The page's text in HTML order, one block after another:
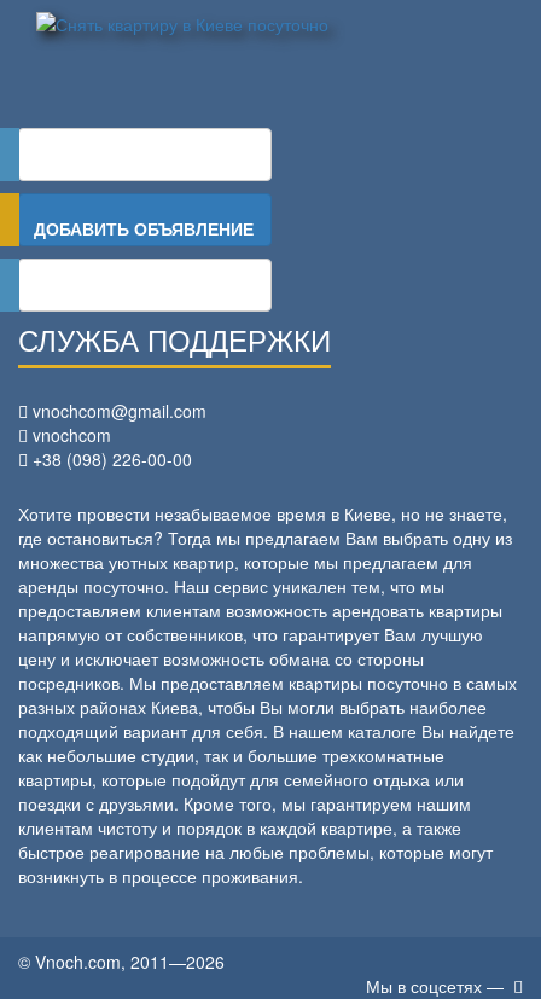
ДОБАВИТЬ ОБЪЯВЛЕНИЕ
СЛУЖБА ПОДДЕРЖКИ
vnochcom@gmail.com
vnochcom
+38 (098) 226-00-00
Хотите провести незабываемое время в Киеве, но не знаете,
где остановиться? Тогда мы предлагаем Вам выбрать одну из
множества уютных квартир, которые мы предлагаем для
аренды посуточно. Наш сервис уникален тем, что мы
предоставляем клиентам возможность арендовать квартиры
напрямую от собственников, что гарантирует Вам лучшую
цену и исключает возможность обмана со стороны
посредников. Мы предоставляем квартиры посуточно в самых
разных районах Киева, чтобы Вы могли выбрать наиболее
подходящий вариант для себя. В нашем каталоге Вы найдете
как небольшие студии, так и большие трехкомнатные
квартиры, которые подойдут для семейного отдыха или
поездки с друзьями. Кроме того, мы гарантируем нашим
клиентам чистоту и порядок в каждой квартире, а также
быстрое реагирование на любые проблемы, которые могут
возникнуть в процессе проживания.
© Vnoch.com, 2011—2026
Мы в соцсетях —